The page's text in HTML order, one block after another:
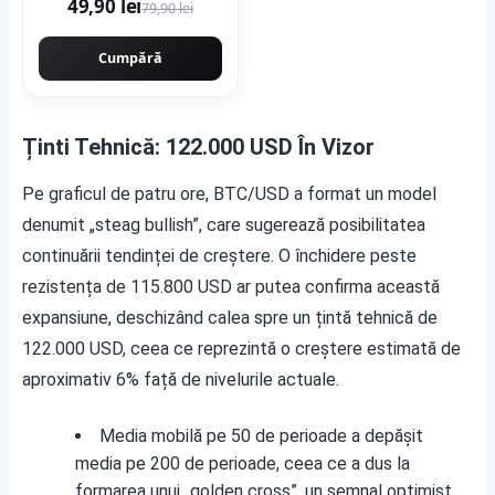
mata rectificata aspect
49,90 lei79,90 lei
Cumpără
Ținti Tehnică: 122.000 USD În Vizor
Pe graficul de patru ore, BTC/USD a format un model
denumit „steag bullish”, care sugerează posibilitatea
continuării tendinței de creștere. O închidere peste
rezistența de 115.800 USD ar putea confirma această
expansiune, deschizând calea spre un țintă tehnică de
122.000 USD, ceea ce reprezintă o creștere estimată de
aproximativ 6% față de nivelurile actuale.
Media mobilă pe 50 de perioade a depășit
media pe 200 de perioade, ceea ce a dus la
formarea unui „golden cross”, un semnal optimist